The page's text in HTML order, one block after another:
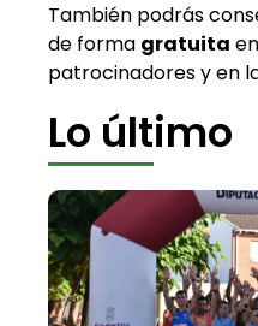
También podrás
de forma gratuita
patrocinadores y en
Lo último